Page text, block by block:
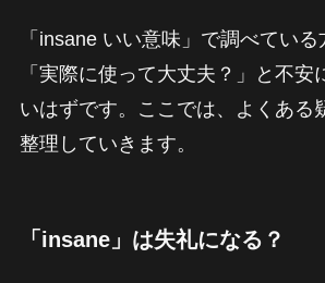
「insane いい意味」で調べている
「実際に使って大丈夫？」と不安
いはずです。ここでは、よくある
整理していきます。
「insane」は失礼になる？